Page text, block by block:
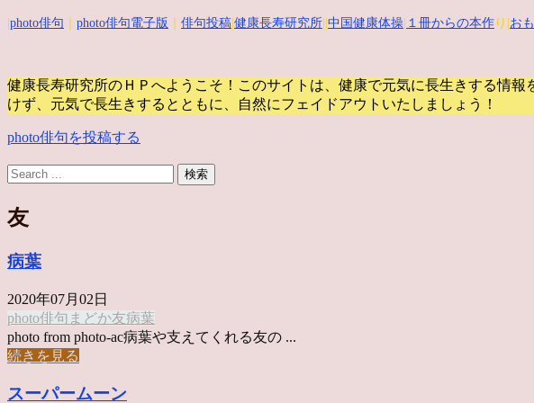
photo俳句 photo俳句電子版 俳句投稿 健康長寿研究所 中国健康体操 １冊からの本作 り| お
健康長寿研究所のＨＰへようこそ！このサイトは、健康で元気に長生きする情報
けず、元気で長生きするとともに、自然にフェイドアウトいたしましょう！
photo俳句を投稿する
友
病葉
2020年07月02日
photo俳句 まどか友病葉
photo from photo-ac病葉や支えてくれる友の ...
続きを見る
スーパームーン